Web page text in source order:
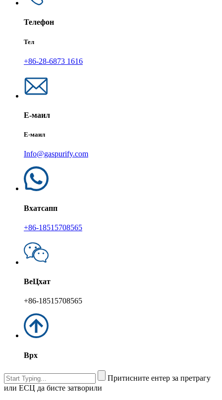
Телефон
Тел
+86-28-6873 1616
Е-маил
Е-маил
Info@gaspurify.com
Вхатсапп
+86-18515708565
ВеЦхат
+86-18515708565
Врх
Притисните ентер за претрагу
или ЕСЦ да бисте затворили